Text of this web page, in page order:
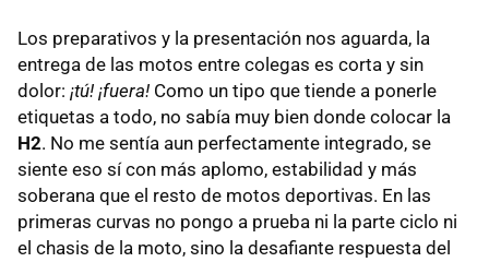
Los preparativos y la presentación nos aguarda, la
entrega de las motos entre colegas es corta y sin
dolor: ¡tú! ¡fuera! Como un tipo que tiende a ponerle
etiquetas a todo, no sabía muy bien donde colocar la
H2. No me sentía aun perfectamente integrado, se
siente eso sí con más aplomo, estabilidad y más
soberana que el resto de motos deportivas. En las
primeras curvas no pongo a prueba ni la parte ciclo ni
el chasis de la moto, sino la desafiante respuesta del